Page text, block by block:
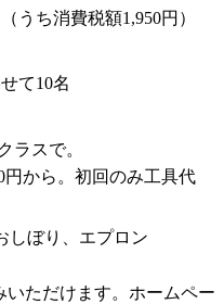
うち消費税額1,950円）
て10名
ラスで。
円から。初回のみ工具代
しぼり、エプロン
ただけます。ホームペー